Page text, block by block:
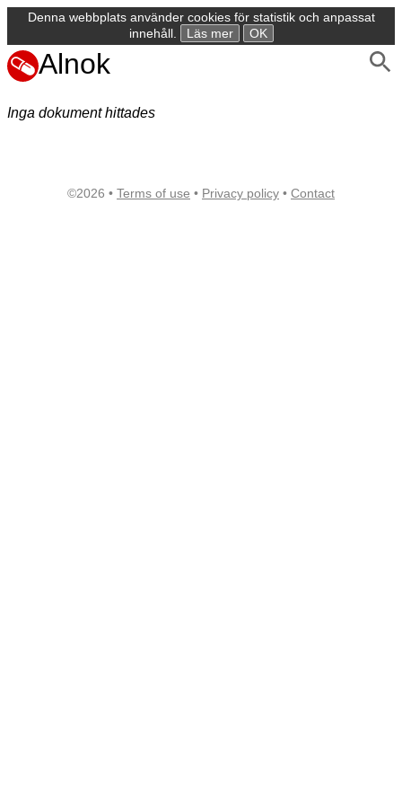
Denna webbplats använder cookies för statistik och anpassat
innehåll.
Läs mer OK
Alnok
Inga dokument hittades
©2026 • Terms of use • Privacy policy • Contact